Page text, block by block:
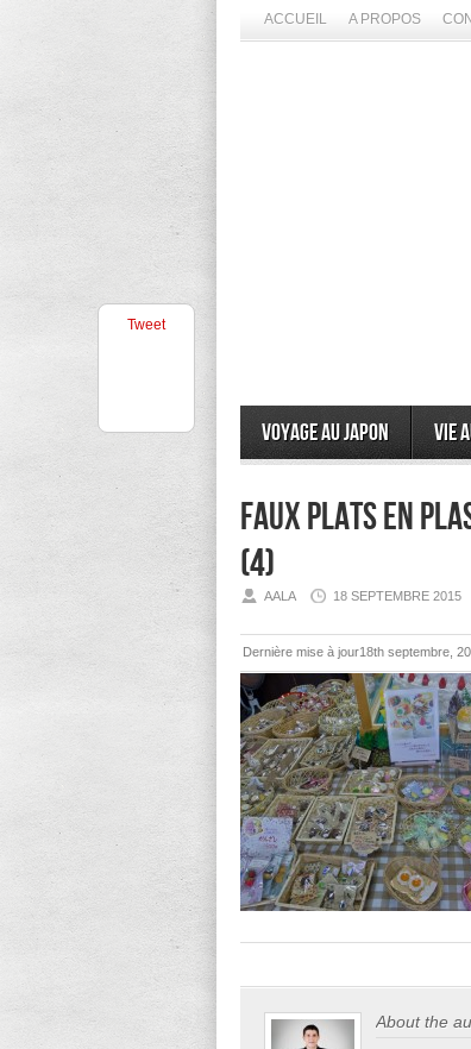
ACCUEIL A PROPOS
Voyage au Japon Vie
faux plats en
(4)
AALA 18 SEPTEMBRE 2015
Dernière mise à jour18th septembre,
Tweet
About the